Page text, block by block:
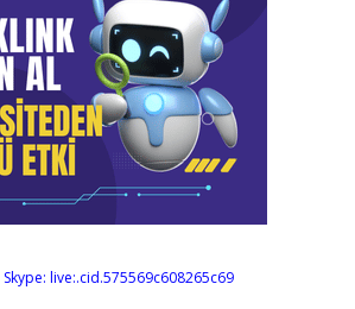
Skype: live:.cid.575569c608265c69